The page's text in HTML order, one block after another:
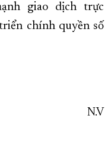
giao dịch trực
chính quyền số
N.V